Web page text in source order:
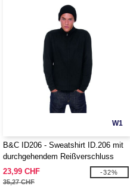
W1
B&C ID206 - Sweatshirt ID.206 mit
durchgehendem Reißverschluss
23,99 CHF
35,27 CHF
-32%